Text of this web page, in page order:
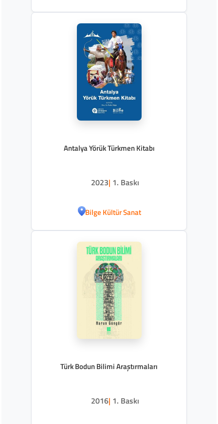
Antalya Yörük Türkmen Kitabı
2023| 1. Baskı
Bilge Kültür Sanat
Türk Bodun Bilimi Araştırmaları
2016| 1. Baskı